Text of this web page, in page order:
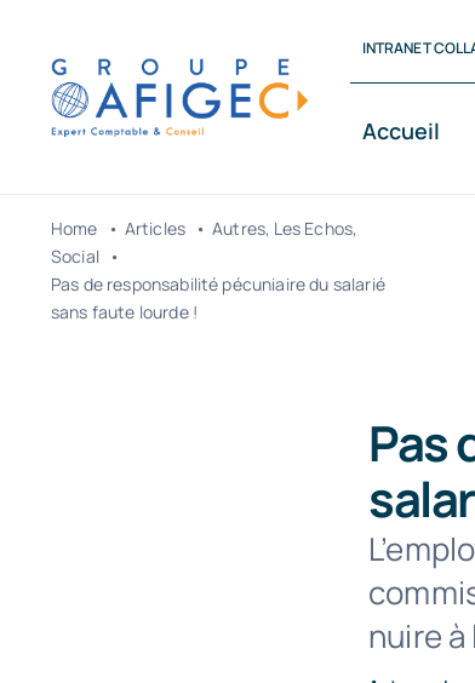
contenu
INTRANET
Accueil
Home Articles Autres Les Echos
Social
Pas de responsabilité pécuniaire du salarié
sans faute lourde !
Pas
nuire à